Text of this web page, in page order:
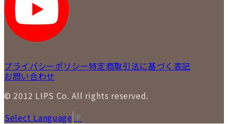
プライバシーポリシー特定商取引法に基づく表記
お問い合わせ
© 2012 LIPS Co. All rights reserved.
Select Language ▼